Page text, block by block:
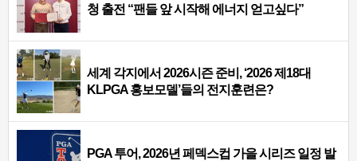
청 출전 “팬들 앞 시작해 에너지 얻고싶다”
세계 각지에서 2026시즌 준비, ‘2026 제18대
KLPGA 홍보모델’들의 전지훈련은?
PGA 투어, 2026년 페덱스컵 가을 시리즈 일정 발